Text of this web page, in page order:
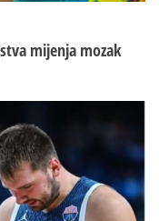
mijenja mozak